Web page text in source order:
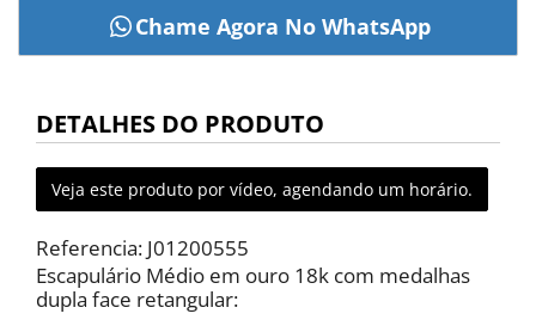
DETALHES DO PRODUTO
Veja este produto por vídeo, agendando um horário.
Referencia: J01200555
Escapulário Médio em ouro 18k com medalhas
dupla face retangular: